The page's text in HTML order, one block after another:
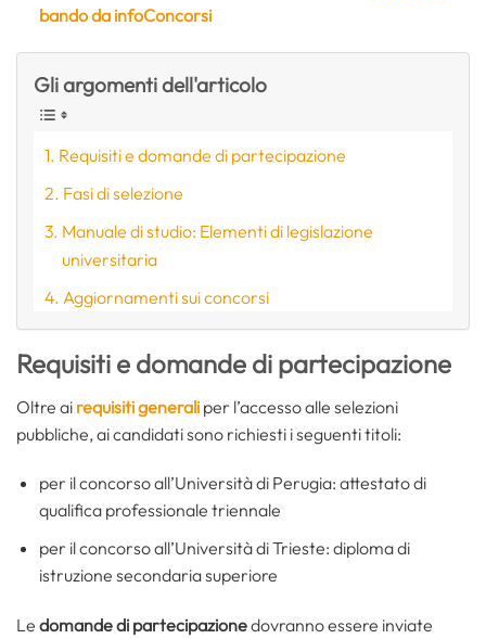
bando da infoConcorsi
Gli argomenti dell'articolo
Requisiti e domande di partecipazione
Fasi di selezione
Manuale di studio: Elementi di legislazione
universitaria
Aggiornamenti sui concorsi
Requisiti e domande di partecipazione
Oltre ai requisiti generali per l’accesso alle selezioni
pubbliche, ai candidati sono richiesti i seguenti titoli:
per il concorso all’Università di Perugia: attestato di
qualifica professionale triennale
per il concorso all’Università di Trieste: diploma di
istruzione secondaria superiore
Le domande di partecipazionedovranno essere inviate